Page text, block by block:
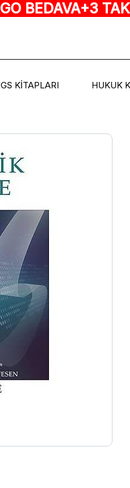
BEDAVA+3
KİTAPLARI HUKUK